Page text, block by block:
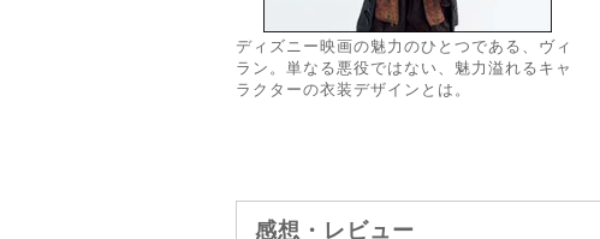
ディズニー映画の魅力のひとつである、ヴィ
ラン。単なる悪役ではない、魅力溢れるキャ
ラクターの衣装デザインとは。
感想・レビュー